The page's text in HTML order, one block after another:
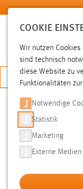
Zum Hauptinhalt springen
SUCHE
FILTER
Typ
COOKIE
Wir nutzen
sind technisch
diese Website zu
Funktionalitäten
Notwendige
Statistik
Marketing
Externe Medien